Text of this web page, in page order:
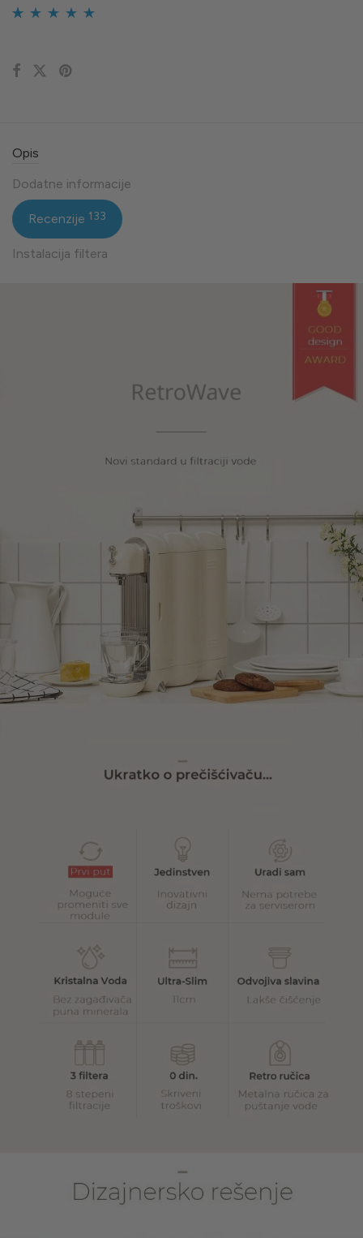
ocene kupca
Opis
Dodatne informacije
Recenzije 133
Instalacija filtera